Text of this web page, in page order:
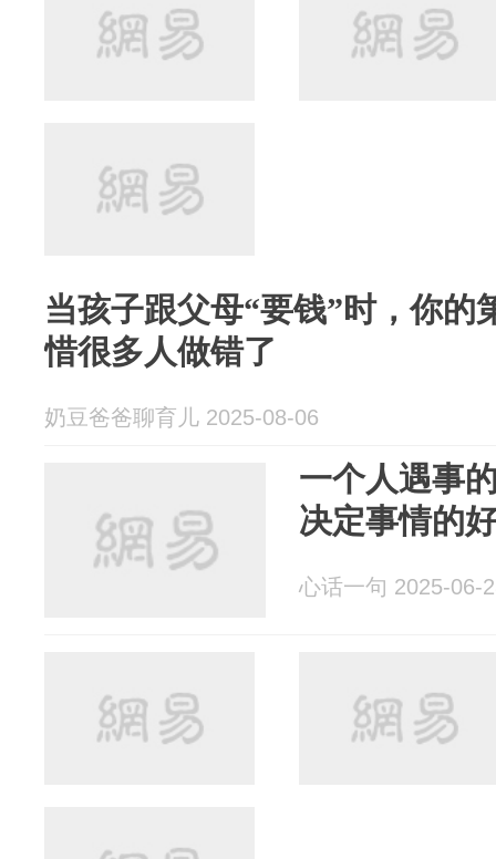
当孩子跟父母“要钱”时，你的
惜很多人做错了
奶豆爸爸聊育儿 2025-08-06
一个人遇事
决定事情的
心话一句 2025-06-